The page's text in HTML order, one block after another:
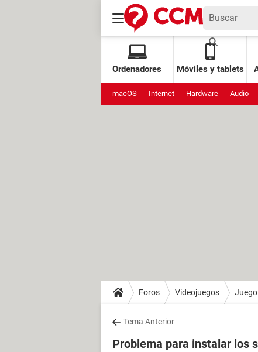
Ordenadores Móviles y tablets
macOS Internet Hardware Audio
Foros Videojuegos
Tema Anterior
Problema para instalar los